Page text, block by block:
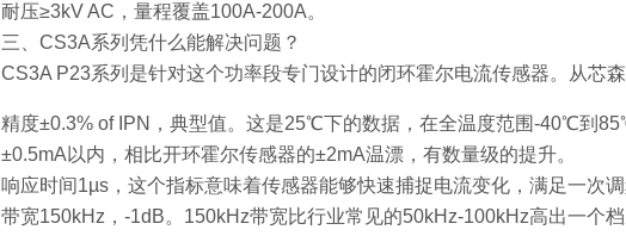
耐压≥3kV AC，量程覆盖100A-200A。
三、CS3A系列凭什么能解决问题？
CS3A P23系列是针对这个功率段专门设计的闭环霍尔电流传感器。从芯
精度±0.3% of IPN，典型值。这是25℃下的数据，在全温度范围-40℃到
±0.5mA以内，相比开环霍尔传感器的±2mA温漂，有数量级的提升。
响应时间1µs，这个指标意味着传感器能够快速捕捉电流变化，满足一次调
带宽150kHz，-1dB。150kHz带宽比行业常见的50kHz-100kHz高出一个